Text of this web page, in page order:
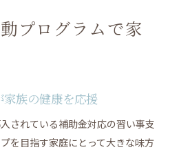
プログラムで家
族の健康を応援
されている補助金対応の習い事支
を目指す家庭にとって大きな味方